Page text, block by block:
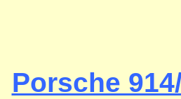
Porsche